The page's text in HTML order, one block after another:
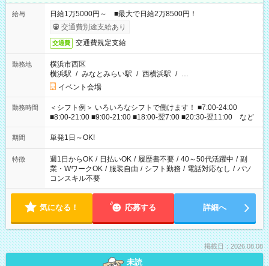
給与
日給1万5000円～ ■最大で日給2万8500円！
交通費別途支給あり
交通費 交通費規定支給
勤務地
横浜市西区
横浜駅 / みなとみらい駅 / 西横浜駅 / …
イベント会場
勤務時間
＜シフト例＞ いろいろなシフトで働けます！ ■7:00-24:00
■8:00-21:00 ■9:00-21:00 ■18:00-翌7:00 ■20:30-翌11:00 など
期間 単発1日～OK!
特徴 週1日からOK / 日払いOK / 履歴書不要 / 40～50代活躍中 / 副
業・WワークOK / 服装自由 / シフト勤務 / 電話対応なし / パソ
コンスキル不要
気になる！ 応募する 詳細へ
掲載日：2026.08.08
未読